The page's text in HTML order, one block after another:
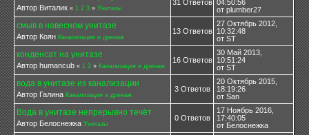
Автор Виталик « 1 2 3 » Унитазы
31 Ответов 04:50:56
от plumber27
смыв в навесном унитазе
Автор Коян Канализация и дренаж
13 Ответов
27 Октябрь 2012,
10:32:48
от ST
конденсат на унитазе
Автор humancub « 1 2 » Канализация и дренаж
16 Ответов
30 Май 2013,
10:51:24
от ST
вода в унитазе из канализации
Автор Галина Канализация и дренаж
3 Ответов
20 Октябрь 2015,
18:19:26
от San
Вода в унитазе непрерывно течёт
Автор Белоснежка Унитазы
0 Ответов
17 Ноябрь 2016,
17:40:05
от Белоснежка